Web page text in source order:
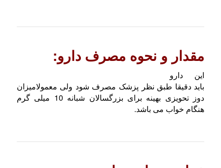
مقدار و نحوه مصرف دارو:
این دارو
باید دقیقا طبق نظر پزشک مصرف شود ولی معمولامیزان
دوز تحویزی بهینه برای بزرگسالان شبانه 10 میلی گرم
هنگام خواب می باشد.